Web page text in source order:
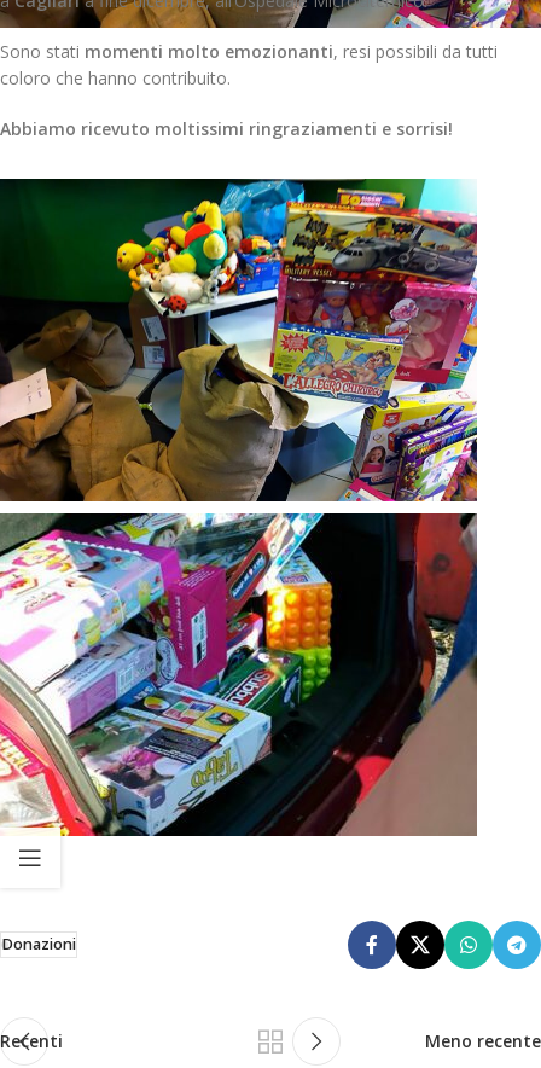
Sono stati momenti molto emozionanti, resi possibili da tutti
coloro che hanno contribuito.
Abbiamo ricevuto moltissimi ringraziamenti e sorrisi!
Donazioni
Recenti Meno recente